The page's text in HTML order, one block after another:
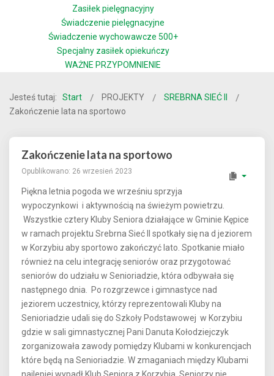
Zasiłek pielęgnacyjny
Świadczenie pielęgnacyjne
Świadczenie wychowawcze 500+
Specjalny zasiłek opiekuńczy
WAŻNE PRZYPOMNIENIE
Jesteś tutaj: Start PROJEKTY
SREBRNA SIEĆ II
Zakończenie lata na sportowo
Zakończenie lata na sportowo
Opublikowano: 26 wrzesień 2023
Piękna letnia pogoda we wrześniu sprzyja
wypoczynkowi i aktywnością na świeżym powietrzu.
Wszystkie cztery Kluby Seniora działające w Gminie Kępice
w ramach projektu Srebrna Sieć II spotkały się na d jeziorem
w Korzybiu aby sportowo zakończyć lato. Spotkanie miało
również na celu integrację seniorów oraz przygotować
seniorów do udziału w Senioriadzie, która odbywała się
następnego dnia. Po rozgrzewce i gimnastyce nad
jeziorem uczestnicy, którzy reprezentowali Kluby na
Senioriadzie udali się do Szkoły Podstawowej w Korzybiu
gdzie w sali gimnastycznej Pani Danuta Kołodziejczyk
zorganizowała zawody pomiędzy Klubami w konkurencjach
które będą na Senioriadzie. W zmaganiach między Klubami